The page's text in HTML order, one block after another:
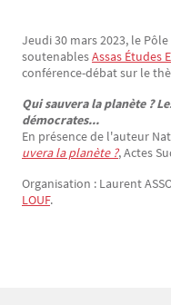
Texte
Jeudi 30 mars 2023, le
soutenablesAssas Études
conférence-débat sur le
Qui sauvera la planète ?
démocrates...
En présence de l'auteur
uvera la planète ?, Actes
Organisation : Laurent
LOUF.